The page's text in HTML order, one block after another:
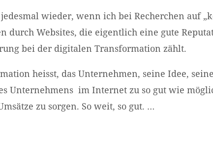
wieder, wenn ich bei Recherchen auf
durch Websites, die eigentlich eine gute
bei der digitalen Transformation zählt.
heisst, das Unternehmen, seine Idee,
Unternehmens im Internet zu so gut wie
zu sorgen. So weit, so gut. …